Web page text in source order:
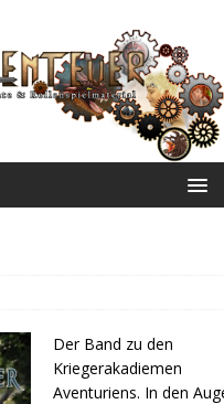
Der Band zu den
Kriegerakadiemen
Aventuriens. In den